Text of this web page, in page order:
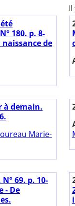
Il
180. p. 8-
de
à demain.
Marie-
69. p. 10-
- De